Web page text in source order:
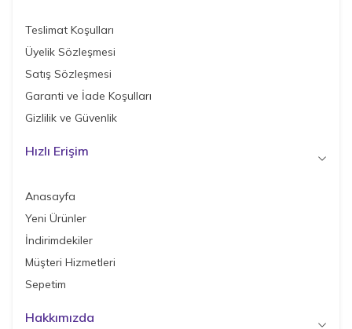
Teslimat Koşulları
Üyelik Sözleşmesi
Satış Sözleşmesi
Garanti ve İade Koşulları
Gizlilik ve Güvenlik
Hızlı Erişim
Anasayfa
Yeni Ürünler
İndirimdekiler
Müşteri Hizmetleri
Sepetim
Hakkımızda